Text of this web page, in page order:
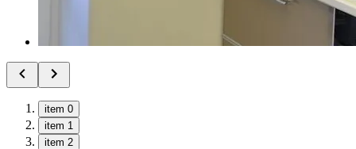
item 0
item 1
item 2